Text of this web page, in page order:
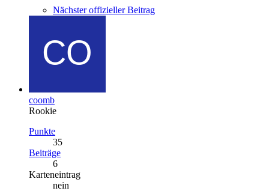
Nächster offizieller Beitrag
coomb
Rookie
Punkte
35
Beiträge
6
Karteneintrag
nein